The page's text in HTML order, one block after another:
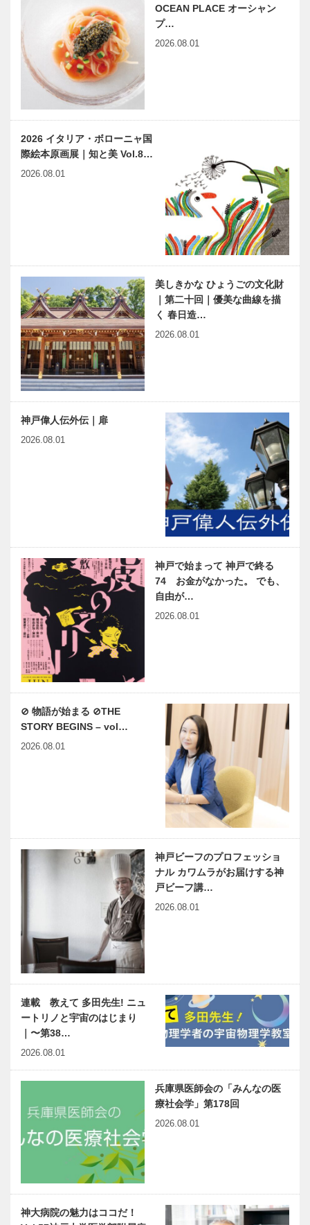
OCEAN PLACE オーシャン
プ…
2026.08.01
2026 イタリア・ボローニャ国
際絵本原画展｜知と美 Vol.8…
2026.08.01
美しきかな ひょうごの文化財
｜第二十回｜優美な曲線を描
く 春日造…
2026.08.01
神戸偉人伝外伝｜扉
2026.08.01
神戸で始まって 神戸で終る
74 お金がなかった。 でも、
自由が…
2026.08.01
⊘ 物語が始まる ⊘THE
STORY BEGINS – vol…
2026.08.01
神戸ビーフのプロフェッショ
ナル カワムラがお届けする神
戸ビーフ講…
2026.08.01
連載 教えて 多田先生! ニュ
ートリノと宇宙のはじまり
｜〜第38…
2026.08.01
兵庫県医師会の「みんなの医
療社会学」第178回
2026.08.01
神大病院の魅力はココだ！